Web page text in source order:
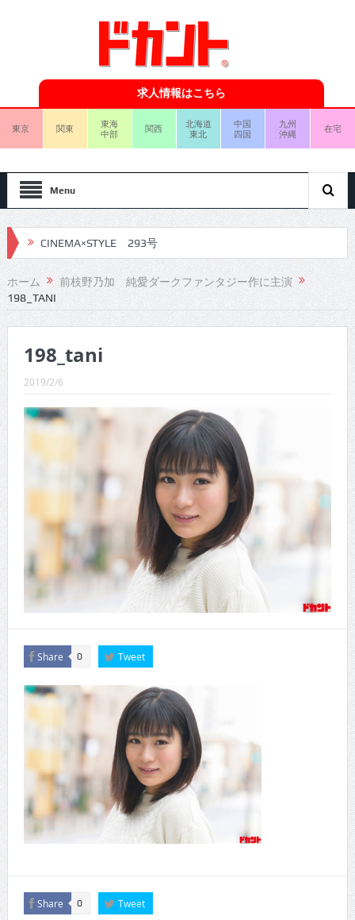
求人情報はこちら
東京 関東
東海
中部
関西
北海道
東北
中国
四国
九州
沖縄
在宅
Menu
CINEMA×STYLE 293号
CINEMA×STYLE 292号
CINEMA×STYLE 291号
CINEMA×STYLE 289号
CINEMA×STYLE 287号
CINEMA×STYLE 286号
CINEMA×STYLE 285号
CINEMA×STYLE 294号
ホーム
前枝野乃加 純愛ダークファンタジー作に主演
198_TANI
198_tani
2019/2/6
Share 0 Tweet
Share 0 Tweet